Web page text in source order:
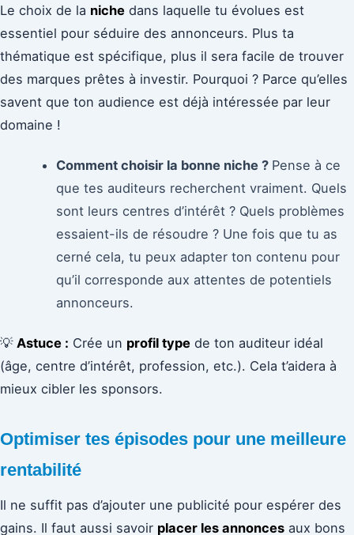
Le choix de la niche dans laquelle tu évolues est
essentiel pour séduire des annonceurs. Plus ta
thématique est spécifique, plus il sera facile de trouver
des marques prêtes à investir. Pourquoi ? Parce qu’elles
savent que ton audience est déjà intéressée par leur
domaine !
Comment choisir la bonne niche ? Pense à ce
que tes auditeurs recherchent vraiment. Quels
sont leurs centres d’intérêt ? Quels problèmes
essaient-ils de résoudre ? Une fois que tu as
cerné cela, tu peux adapter ton contenu pour
qu’il corresponde aux attentes de potentiels
annonceurs.
💡 Astuce : Crée un profil type de ton auditeur idéal
(âge, centre d’intérêt, profession, etc.). Cela t’aidera à
mieux cibler les sponsors.
Optimiser tes épisodes pour une meilleure
rentabilité
Il ne suffit pas d’ajouter une publicité pour espérer des
gains. Il faut aussi savoir placer les annonces aux bons